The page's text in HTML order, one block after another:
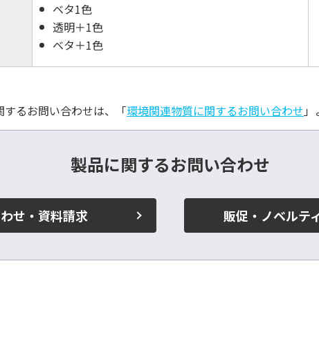
ベタ1色
透明＋1色
ベタ＋1色
るお問い合わせは、「環境関連物質に関するお問い合わせ
製品に関するお問い合わせ
せ・資料請求 販促・ノベルテ